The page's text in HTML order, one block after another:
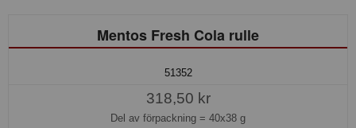
Mentos Fresh Cola rulle
51352
318,50 kr
Del av förpackning = 40x38 g